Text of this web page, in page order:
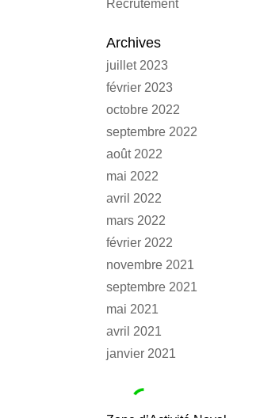
Recrutement
Archives
juillet 2023
février 2023
octobre 2022
septembre 2022
août 2022
mai 2022
avril 2022
mars 2022
février 2022
novembre 2021
septembre 2021
mai 2021
avril 2021
janvier 2021